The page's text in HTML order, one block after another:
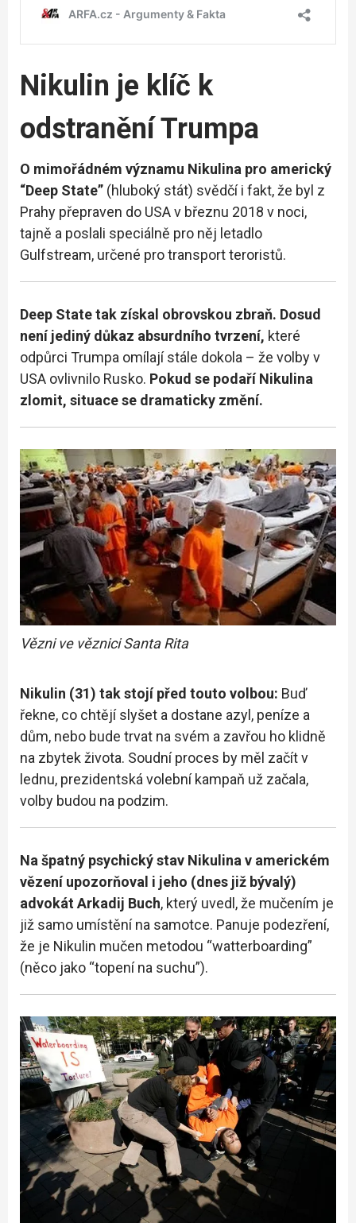
Nikulin je klíč k
odstranění Trumpa
O mimořádném významu Nikulina pro americký
“Deep State” (hluboký stát) svědčí i fakt, že byl z
Prahy přepraven do USA v březnu 2018 v noci,
tajně a poslali speciálně pro něj letadlo
Gulfstream, určené pro transport teroristů.
Deep State tak získal obrovskou zbraň. Dosud
není jediný důkaz absurdního tvrzení, které
odpůrci Trumpa omílají stále dokola – že volby v
USA ovlivnilo Rusko. Pokud se podaří Nikulina
zlomit, situace se dramaticky změní.
Vězni ve věznici Santa Rita
Nikulin (31) tak stojí před touto volbou: Buď
řekne, co chtějí slyšet a dostane azyl, peníze a
dům, nebo bude trvat na svém a zavřou ho klidně
na zbytek života. Soudní proces by měl začít v
lednu, prezidentská volební kampaň už začala,
volby budou na podzim.
Na špatný psychický stav Nikulina v americkém
vězení upozorňoval i jeho (dnes již bývalý)
advokát Arkadij Buch, který uvedl, že mučením je
již samo umístění na samotce. Panuje podezření,
že je Nikulin mučen metodou “watterboarding”
(něco jako “topení na suchu”).